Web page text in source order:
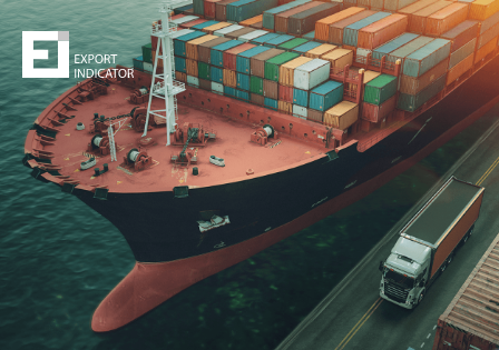
Zamów raport
Decydując się na zakup raportu, kupujesz z jednej
stronybezpieczeństwo
z drugiej zwiększasz swoje
szanse na sukces.
Zyskujesz prawdziwą przewagę konkurencyjną.